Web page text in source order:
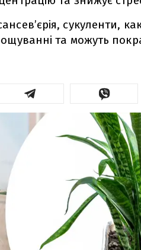
сукуленти,
та можуть